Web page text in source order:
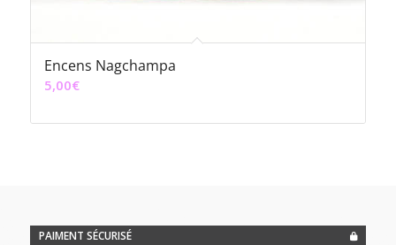
Encens Nagchampa
5,00€
PAIMENT SÉCURISÉ